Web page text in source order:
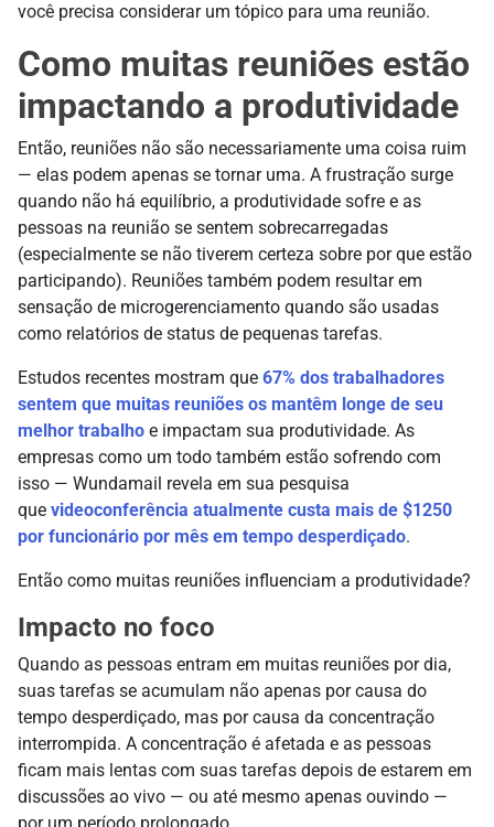
você precisa considerar um tópico para uma reunião.
Como muitas reuniões estão
impactando a produtividade
Então, reuniões não são necessariamente uma coisa ruim
— elas podem apenas se tornar uma. A frustração surge
quando não há equilíbrio, a produtividade sofre e as
pessoas na reunião se sentem sobrecarregadas
(especialmente se não tiverem certeza sobre por que estão
participando). Reuniões também podem resultar em
sensação de microgerenciamento quando são usadas
como relatórios de status de pequenas tarefas.
Estudos recentes mostram que 67% dos trabalhadores
sentem que muitas reuniões os mantêm longe de seu
melhor trabalho e impactam sua produtividade. As
empresas como um todo também estão sofrendo com
isso — Wundamail revela em sua pesquisa
que videoconferência atualmente custa mais de $1250
por funcionário por mês em tempo desperdiçado.
Então como muitas reuniões influenciam a produtividade?
Impacto no foco
Quando as pessoas entram em muitas reuniões por dia,
suas tarefas se acumulam não apenas por causa do
tempo desperdiçado, mas por causa da concentração
interrompida. A concentração é afetada e as pessoas
ficam mais lentas com suas tarefas depois de estarem em
discussões ao vivo — ou até mesmo apenas ouvindo —